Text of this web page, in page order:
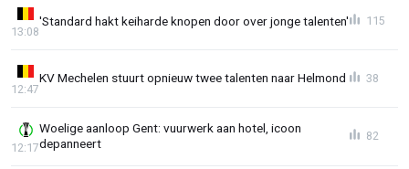
'Standard hakt keiharde knopen door over jonge talenten'
13:08
115
KV Mechelen stuurt opnieuw twee talenten naar Helmond
12:47
38
Woelige aanloop Gent: vuurwerk aan hotel, icoon
depanneert
12:17
82